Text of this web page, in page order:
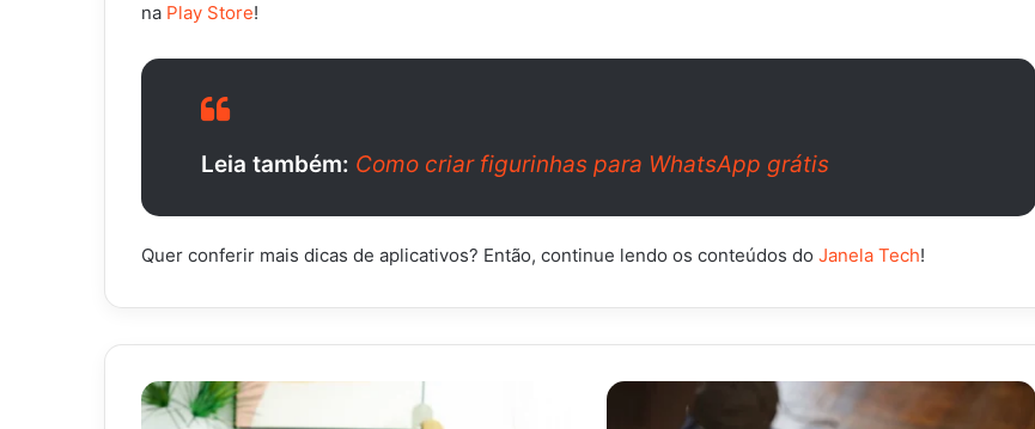
na Play Store!
Leia também: Como criar figurinhas para WhatsApp grátis
Quer conferir mais dicas de aplicativos? Então, continue lendo os conteúdos do Janela Tech!